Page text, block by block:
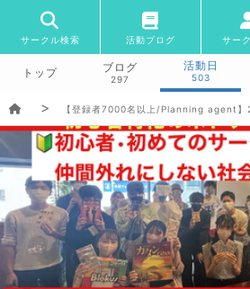
サークル検索 活動ブログ サー
トップ ブログ
297
活動日
503
【登録者7000名以上/Planning agent】